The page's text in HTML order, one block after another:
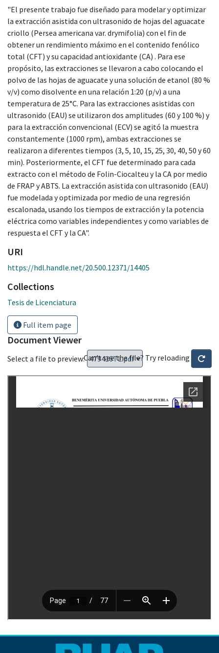
"El presente trabajo fue diseñado para modelar y optimizar
la extracción asistida con ultrasonido de hojas del aguacate
criollo (Persea americana var. drymifolia) con el fin de
obtener un rendimiento máximo en el contenido fenólico
total (CFT) y su capacidad antioxidante (CA) . Para ese
propósito, las extracciones se llevaron a cabo colocando el
polvo de las hojas de aguacate y una solución de etanol (80 %
v/v) como disolvente en una relación 1:20 (p/v) a una
temperatura de 25°C. Para las extracciones asistidas con
ultrasonido (EAU) se utilizaron dos amplitudes (60 y 100 %) y
para la extracción convencional (ECV) se agitó la muestra
constantemente (1000 rpm), ambas extracciones se
realizaron a diferentes tiempos (3, 5, 10, 15, 25, 30, 40, 50 y 60
min). Posteriormente, el CFT fue determinado para cada
extracto con el método de Folin-Ciocalteu y la CA por medio
de FRAP y ABTS. La extracción asistida con ultrasonido (EAU)
fue modelada y optimizada por medio de una regresión
escalonada, usando los tiempos de extracción y la potencia
eléctrica como variables independientes y como variables de
respuesta el CFT y la CA".
URI
https://hdl.handle.net/20.500.12371/14405
Collections
Tesis de Licenciatura
Full item page
Document Viewer
Select a file to preview:Can't see the file? Try reloading